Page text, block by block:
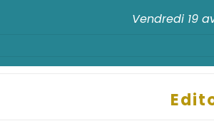
Vendredi 19